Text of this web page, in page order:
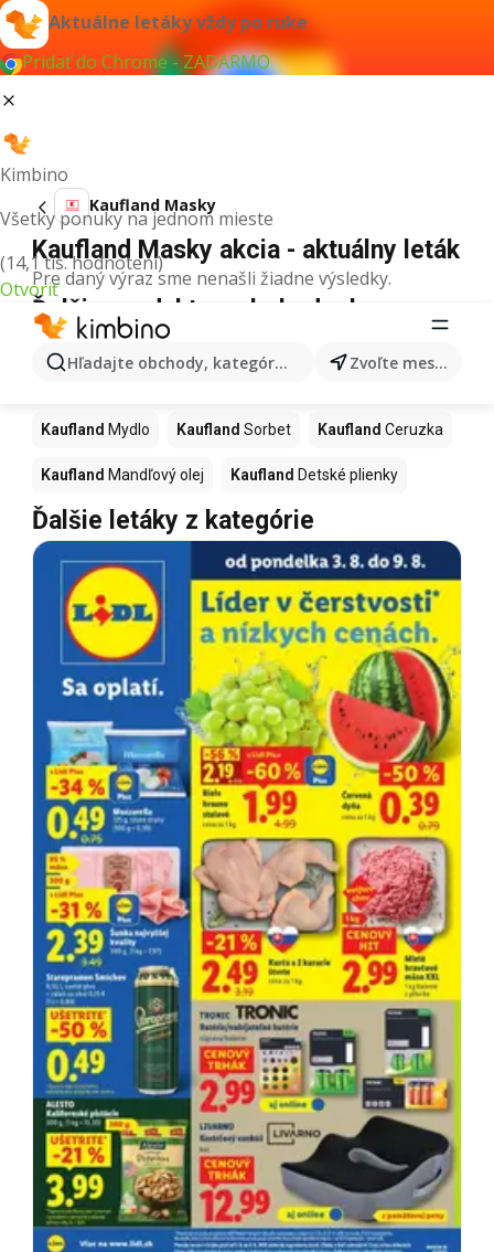
Aktuálne letáky vždy po ruke
Pridať do Chrome - ZADARMO
Kimbino
Všetky ponuky na jednom mieste
(14,1 tis. hodnotení)
Otvoriť
Hľadajte obchody, kategórie, produkty... Zvoľte mesto
Kaufland Masky
Kaufland Masky akcia - aktuálny leták
Pre daný výraz sme nenašli žiadne výsledky.
Ďalšie produkty v obchodoch
Kaufland
Kaufland Mydlo Kaufland Sorbet Kaufland Ceruzka
Kaufland Mandľový olej Kaufland Detské plienky
Ďalšie letáky z kategórie